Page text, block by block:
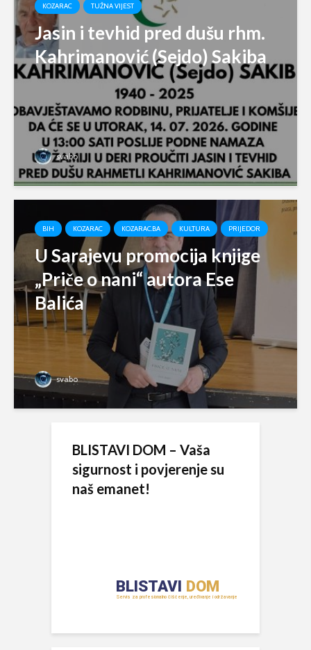
KOZARAC TUŽNA VIJEST
Jasin i tevhid pred dušu rhm.
Kahrimanović (Sejdo) Sakiba
svabo
BIH KOZARAC KOZARAC.BA KULTURA PRIJEDOR
U Sarajevu promocija knjige
„Priče o nani“ autora Ese
Balića
svabo
BLISTAVI DOM – Vaša
sigurnost i povjerenje su
naš emanet!